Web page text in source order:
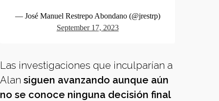
— José Manuel Restrepo Abondano (@jrestrp)
September 17, 2023
Las investigaciones que inculparían a
Alan siguen avanzando aunque aún
no se conoce ninguna decisión final